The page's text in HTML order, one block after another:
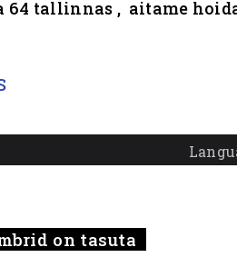
64 tallinnas , aitame
on tasuta